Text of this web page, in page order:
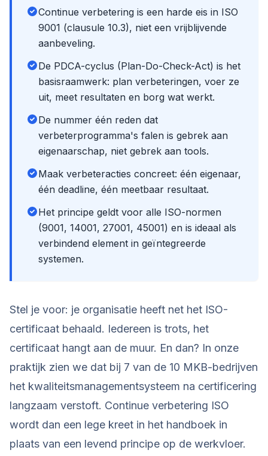
Continue verbetering is een harde eis in ISO
9001 (clausule 10.3), niet een vrijblijvende
aanbeveling.
De PDCA-cyclus (Plan-Do-Check-Act) is het
basisraamwerk: plan verbeteringen, voer ze
uit, meet resultaten en borg wat werkt.
De nummer één reden dat
verbeterprogramma's falen is gebrek aan
eigenaarschap, niet gebrek aan tools.
Maak verbeteracties concreet: één eigenaar,
één deadline, één meetbaar resultaat.
Het principe geldt voor alle ISO-normen
(9001, 14001, 27001, 45001) en is ideaal als
verbindend element in geïntegreerde
systemen.
Stel je voor: je organisatie heeft net het ISO-
certificaat behaald. Iedereen is trots, het
certificaat hangt aan de muur. En dan? In onze
praktijk zien we dat bij 7 van de 10 MKB-bedrijven
het kwaliteitsmanagementsysteem na certificering
langzaam verstoft. Continue verbetering ISO
wordt dan een lege kreet in het handboek in
plaats van een levend principe op de werkvloer.